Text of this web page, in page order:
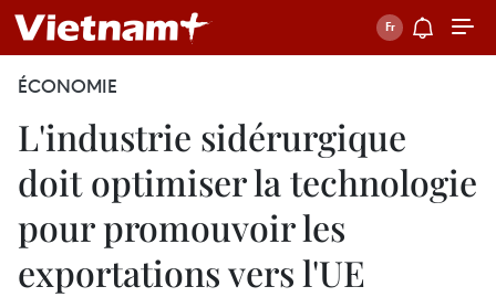
ÉCONOMIE
L'industrie sidérurgique
doit optimiser la technologie
pour promouvoir les
exportations vers l'UE